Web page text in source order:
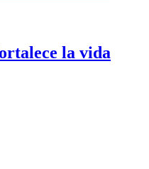
la vida